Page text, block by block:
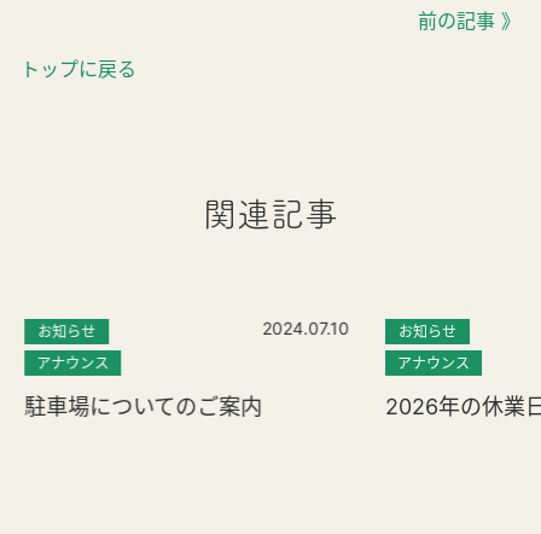
トップに戻る
前の記事 》
関連記事
お知らせ
アナウンス
2024.07.10
駐車場についてのご案内
お知らせ
アナウンス
2026年の休業